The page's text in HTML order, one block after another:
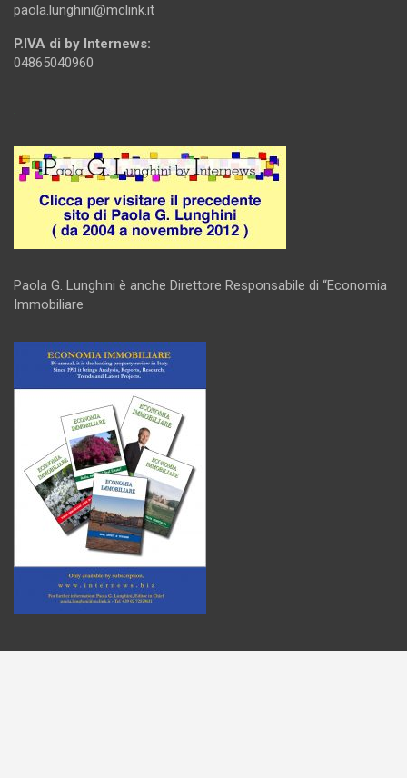
paola.lunghini@mclink.it
P.IVA di by Internews:
04865040960
.
Paola G. Lunghini è anche Direttore Responsabile di “Economia
Immobiliare